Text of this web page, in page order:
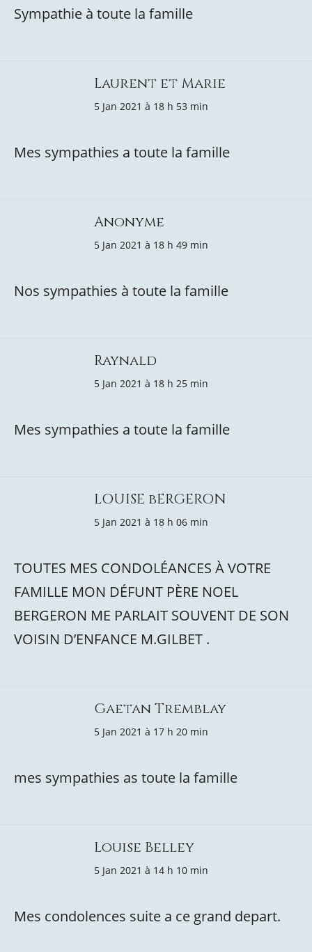
Sympathie à toute la famille
Laurent et Marie
5 Jan 2021 à 18 h 53 min
Mes sympathies a toute la famille
Anonyme
5 Jan 2021 à 18 h 49 min
Nos sympathies à toute la famille
Raynald
5 Jan 2021 à 18 h 25 min
Mes sympathies a toute la famille
LOUISE bERGERON
5 Jan 2021 à 18 h 06 min
TOUTES MES CONDOLÉANCES À VOTRE
FAMILLE MON DÉFUNT PÈRE NOEL
BERGERON ME PARLAIT SOUVENT DE SON
VOISIN D’ENFANCE M.GILBET .
Gaetan Tremblay
5 Jan 2021 à 17 h 20 min
mes sympathies as toute la famille
Louise Belley
5 Jan 2021 à 14 h 10 min
Mes condolences suite a ce grand depart.